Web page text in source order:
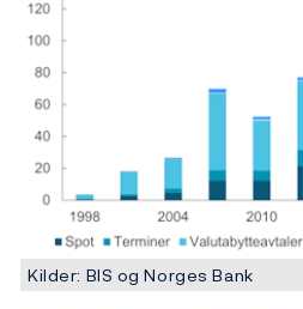
Kilder: BIS og Norges Bank